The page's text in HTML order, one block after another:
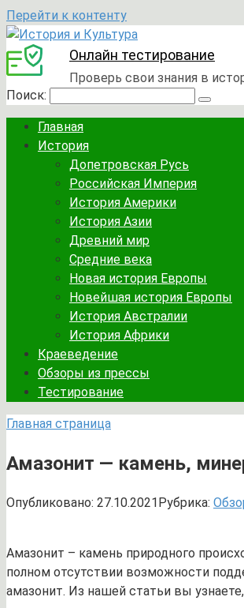
Перейти к контенту
Онлайн тестирование
Проверь свои знания в
Поиск:
Главная
История
Допетровская Русь
Российская Империя
История Америки
История Азии
Древний мир
Средние века
Новая история Европы
Новейшая история Европы
История Австралии
История Африки
Краеведение
Обзоры из прессы
Тестирование
Главная страница
Амазонит — камень,
Опубликовано: 27.10.2021Рубрика:
Амазонит – камень природного
полном отсутствии возможности
амазонит. Из нашей статьи вы